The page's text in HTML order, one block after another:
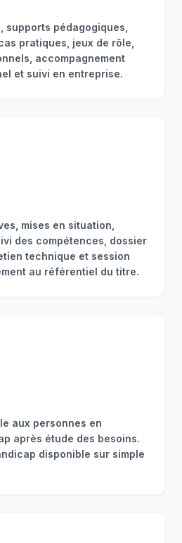
supports pédagogiques,
pratiques, jeux de rôle,
accompagnement
et suivi en entreprise.
mises en situation,
des compétences, dossier
technique et session
au référentiel du titre.
aux personnes en
après étude des besoins.
disponible sur simple